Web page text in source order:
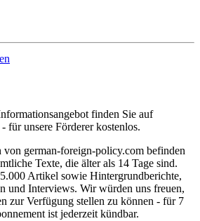
finden Sie auf
für unsere Förderer kostenlos.
german-foreign-policy.com befinden
Texte, die älter als 14 Tage sind.
Artikel sowie Hintergrundberichte,
und Interviews. Wir würden uns freuen,
zur Verfügung stellen zu können - für 7
ist jederzeit kündbar.